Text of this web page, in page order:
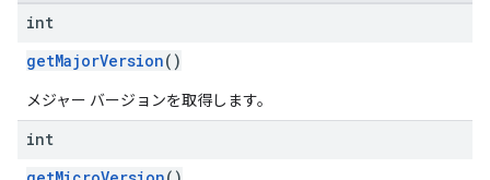
int
getMajorVersion()
メジャー バージョンを取得します。
int